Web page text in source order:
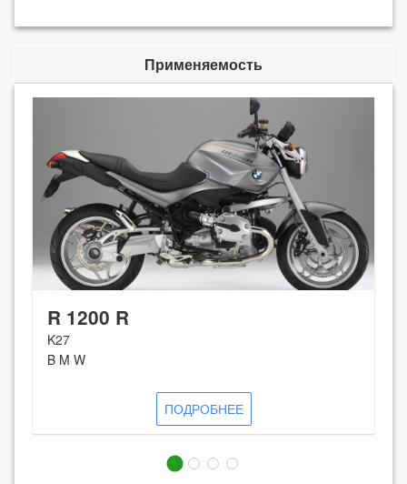
Применяемость
R 1200 R
K27
B M W
ПОДРОБНЕЕ